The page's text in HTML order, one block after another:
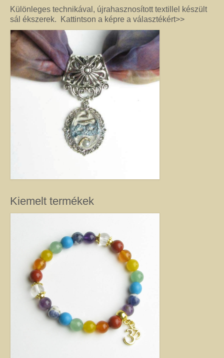
alkotás közben derül ki, hogy mit kíván a kő, és hogyan lehet biztossá tenni
a foglalatot.) Még akkor sem tudom garantálni, hogy az adott modellből
készült darabok egyformák lesznek, ha a kövek ugyanolyan formára
csiszoltak. A drót sosem hajlik egyformán. (Többek között ettől és az alkotói
fantáziától egyedi a kézműves Harmónia Ékszer.) A kőbefoglalásos
ékszereket gondosan válogatott valódi ásvány, féldrágakő, kristály
felhasználásával készítem, így a gyógyító kövek minden vélt vagy tapasztalt
pozitív hatásával rendelkeznek. (Néha gyöngy, strassz vagy fém díszítést is
alkalmazok, hogy a végeredmény még egyedibb legyen. Sőt, ásvány nélkül,
csak drót felhasználásával is tudok szépséget alkotni. Ezt később mutatom
meg Önnek.) Ha szeretne valóban egyedi ékszert magának, akkor ebben a
kategóriában megtalálja azt, amely kiemeli egyénisége szépségét. Ha
ajándék ötletek miatt kereste fel ezt az oldalt, akkor jó helyen jár. Az egyedi,
kézimunkával készült alkotás mindig értéket képvisel. Remek ajándék
világában, mivel ezek is az egyéniség szépségét emelik ki. Nagy gonddal
válogattam ki azokat az ékszereket, amelyek megfelelnek ennek a magas
ajánlom, akik nem ragaszkodnak az ásványokhoz, féldrágakövekhez, illetve
kristályokhoz, de rajonganak az egyéni ötletekért, és valami különlegesre
vágynak. Kiváló ajándék lehet belőlük születésnapra, névnapra, karácsonyra.
Garantáltan örömöt szerezhet velük szeretteinek.
Egyedi ékszer
Igény szerinti átalakítás – INGYENES
Rendelésre készült egyedi ékszer
Egyedi kőbefoglalás rendelésre
Különleges technikával, újrahasznosított textillel készült
sál ékszerek. Kattintson a képre a választékért>>
Kiemelt termékek